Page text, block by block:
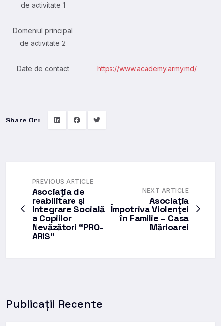
de activitate 1
Domeniul principal
de activitate 2
Date de contact https://www.academy.army.md/
Share On:
PREVIOUS ARTICLE
Asociaţia de
reabilitare şi
Integrare Socială
a Copiilor
Nevăzători “PRO-
ARIS”
NEXT ARTICLE
Asociaţia
Împotriva Violenţei
în Familie – Casa
Mărioarei
Publicații Recente